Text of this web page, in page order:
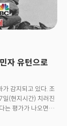
니다. 해리스
사 결과가 속속
했던
나고 있는 건데요.
고 있고, '트럼프-
해석됩니다.
가가 나온 것이
득표 수에서는
개표할 때까지 절대
은 미국 사회가 큰
자 유턴으로
감지되고 있다. 조
(현지시간) 치러진
는 평가가 나오면서
국 정가를 흔들고